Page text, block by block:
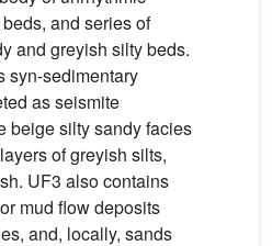
and series of
and greyish silty beds.
syn-sedimentary
as seismite
beige silty sandy facies
of greyish silts,
UF3 also contains
mud flow deposits
and, locally, sands